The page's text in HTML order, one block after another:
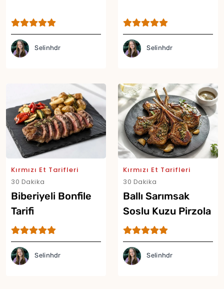
Selinhdr Selinhdr
Kırmızı Et Tarifleri
30 Dakika
Biberiyeli Bonfile
Tarifi
Selinhdr
Kırmızı Et Tarifleri
30 Dakika
Ballı Sarımsak
Soslu Kuzu Pirzola
Tarifi
Selinhdr